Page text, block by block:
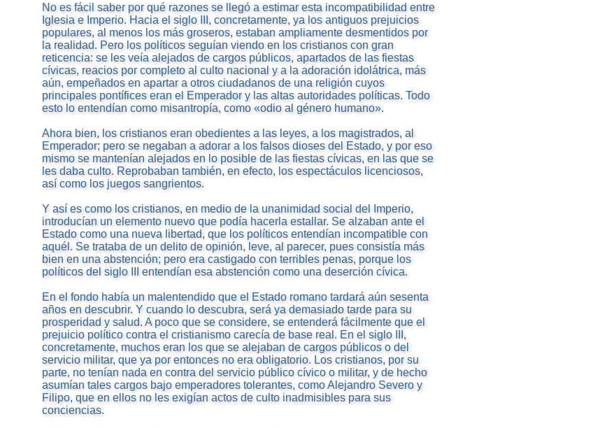
No es fácil saber por qué razones se llegó a estimar esta incompatibilidad entre
Iglesia e Imperio. Hacia el siglo III, concretamente, ya los antiguos prejuicios
populares, al menos los más groseros, estaban ampliamente desmentidos por
la realidad. Pero los políticos seguían viendo en los cristianos con gran
reticencia: se les veía alejados de cargos públicos, apartados de las fiestas
cívicas, reacios por completo al culto nacional y a la adoración idolátrica, más
aún, empeñados en apartar a otros ciudadanos de una religión cuyos
principales pontífices eran el Emperador y las altas autoridades políticas. Todo
esto lo entendían como misantropía, como «odio al género humano».
Ahora bien, los cristianos eran obedientes a las leyes, a los magistrados, al
Emperador; pero se negaban a adorar a los falsos dioses del Estado, y por eso
mismo se mantenían alejados en lo posible de las fiestas cívicas, en las que se
les daba culto. Reprobaban también, en efecto, los espectáculos licenciosos,
así como los juegos sangrientos.
Y así es como los cristianos, en medio de la unanimidad social del Imperio,
introducían un elemento nuevo que podía hacerla estallar. Se alzaban ante el
Estado como una nueva libertad, que los políticos entendían incompatible con
aquél. Se trataba de un delito de opinión, leve, al parecer, pues consistía más
bien en una abstención; pero era castigado con terribles penas, porque los
políticos del siglo III entendían esa abstención como una deserción cívica.
En el fondo había un malentendido que el Estado romano tardará aún sesenta
años en descubrir. Y cuando lo descubra, será ya demasiado tarde para su
prosperidad y salud. A poco que se considere, se entenderá fácilmente que el
prejuicio político contra el cristianismo carecía de base real. En el siglo III,
concretamente, muchos eran los que se alejaban de cargos públicos o del
servicio militar, que ya por entonces no era obligatorio. Los cristianos, por su
parte, no tenían nada en contra del servicio público cívico o militar, y de hecho
asumían tales cargos bajo emperadores tolerantes, como Alejandro Severo y
Filipo, que en ellos no les exigían actos de culto inadmisibles para sus
conciencias.